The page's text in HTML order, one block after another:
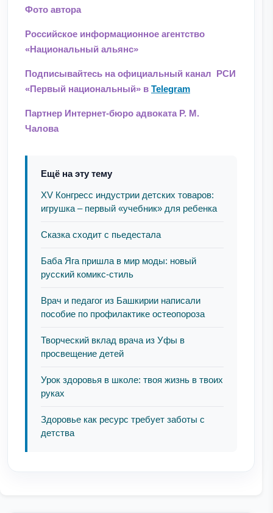
Фото автора
Российское информационное агентство
«Национальный альянс»
Подписывайтесь на официальный канал РСИ
«Первый национальный» в Telegram
Партнер Интернет-бюро адвоката Р. М.
Чалова
Ещё на эту тему
XV Конгресс индустрии детских товаров:
игрушка – первый «учебник» для ребенка
Сказка сходит с пьедестала
Баба Яга пришла в мир моды: новый
русский комикс-стиль
Врач и педагог из Башкирии написали
пособие по профилактике остеопороза
Творческий вклад врача из Уфы в
просвещение детей
Урок здоровья в школе: твоя жизнь в твоих
руках
Здоровье как ресурс требует заботы с
детства